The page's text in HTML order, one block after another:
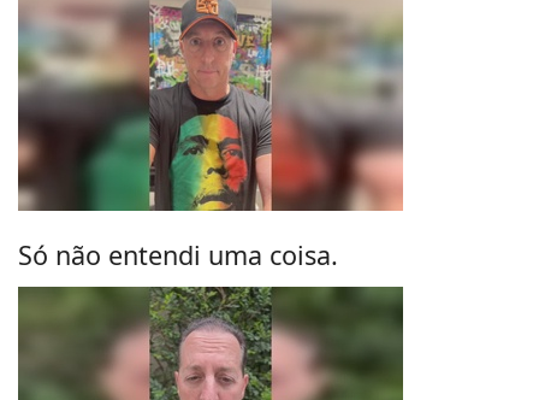
Só não entendi uma coisa.